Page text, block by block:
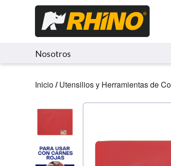
Nosotros
Inicio/Utensilios y Herramientas de